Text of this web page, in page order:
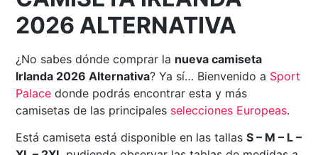
2026 ALTERNATIVA
¿No sabes dónde comprar la nueva camiseta
Irlanda 2026 Alternativa? Ya sí… Bienvenido a Sport
Palace donde podrás encontrar esta y más
camisetas de las principales selecciones Europeas.
Está camiseta está disponible en las tallasS – M – L –